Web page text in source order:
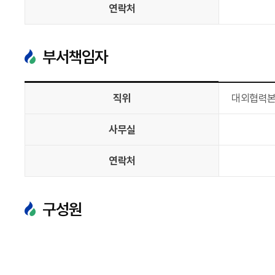
연락처
부서책임자
직위 대외협력
사무실
연락처
구성원